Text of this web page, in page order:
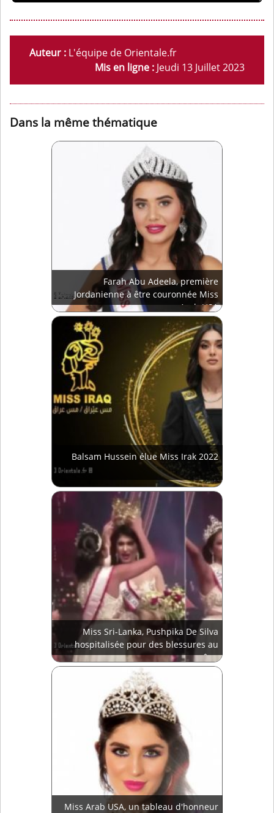
Auteur : L'équipe de Orientale.fr
Mis en ligne : Jeudi 13 Juillet 2023
Dans la même thématique
Farah Abu Adeela, première
Jordanienne à être couronnée Miss
Arab USA
Balsam Hussein élue Miss Irak 2022
Miss Sri-Lanka, Pushpika De Silva
hospitalisée pour des blessures au
crâne
Miss Arab USA, un tableau d'honneur